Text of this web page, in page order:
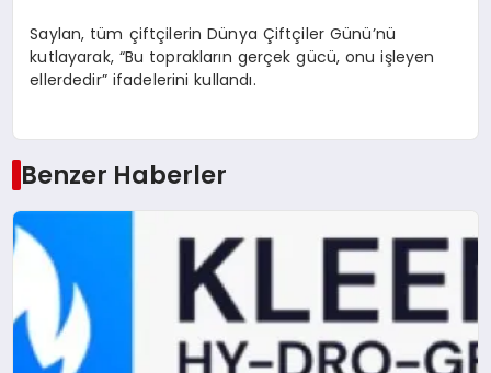
Saylan, tüm çiftçilerin Dünya Çiftçiler Günü’nü
kutlayarak, “Bu toprakların gerçek gücü, onu işleyen
ellerdedir” ifadelerini kullandı.
Benzer Haberler